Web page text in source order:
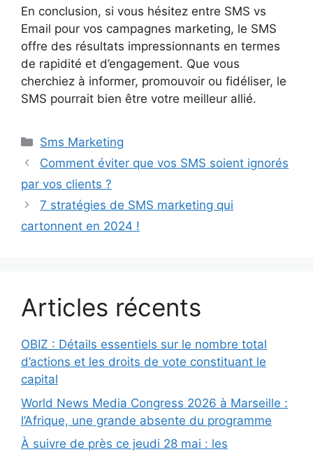
En conclusion, si vous hésitez entre SMS vs
Email pour vos campagnes marketing, le SMS
offre des résultats impressionnants en termes
de rapidité et d’engagement. Que vous
cherchiez à informer, promouvoir ou fidéliser, le
SMS pourrait bien être votre meilleur allié.
Catégories
Sms Marketing
Comment éviter que vos SMS soient ignorés
par vos clients ?
7 stratégies de SMS marketing qui
cartonnent en 2024 !
Articles récents
OBIZ : Détails essentiels sur le nombre total
d’actions et les droits de vote constituant le
capital
World News Media Congress 2026 à Marseille :
l’Afrique, une grande absente du programme
À suivre de près ce jeudi 28 mai : les